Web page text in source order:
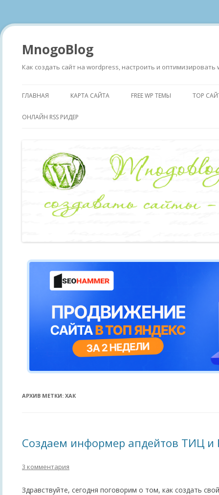
MnogoBlog
Как создать сайт на wordpress, настроить и оптимизировать
ГЛАВНАЯ КАРТА САЙТА FREE WP ТЕМЫ TOP
ОНЛАЙН RSS РИДЕР
АРХИВ МЕТКИ: ХАК
Создаем информер апдейтов ТИЦ и
3 комментария
Здравствуйте, сегодня поговорим о том, как создать